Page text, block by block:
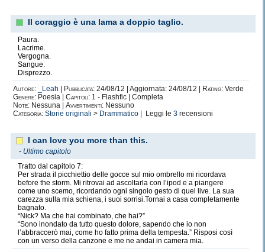
Il coraggio è una lama a doppio taglio.
Paura.
Lacrime.
Vergogna.
Sangue.
Disprezzo.
Autore:
_Leah Pubblicata: 24/08/12 | Aggiornata: 24/08/12 | Rating: Verde
Genere: Poesia | Capitoli: 1 - Flashfic | Completa
Note: Nessuna | Avvertimenti: Nessuno
Categoria: Storie originali > Drammatico | Leggi le 3 recensioni
I can love you more than this.
- Ultimo capitolo
Tratto dal capitolo 7:
Per strada il picchiettio delle gocce sul mio ombrello mi ricordava
before the storm. Mi ritrovai ad ascoltarla con l’ipod e a piangere
come uno scemo, ricordando ogni singolo gesto di quel live. La sua
carezza sulla mia schiena, i suoi sorrisi.Tornai a casa completamente
bagnato.
“Nick? Ma che hai combinato, che hai?”
“Sono inondato da tutto questo dolore, sapendo che io non
l’abbraccerò mai, come ho fatto prima della tempesta.” Risposi così
con un verso della canzone e me ne andai in camera mia.